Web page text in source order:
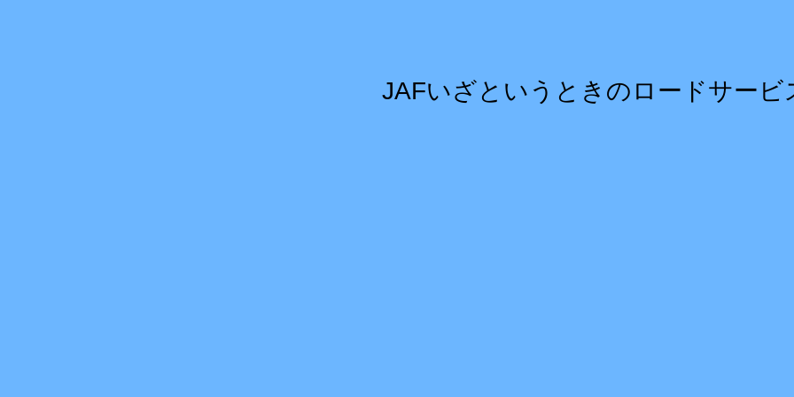
JAFいざというときのロードサービ